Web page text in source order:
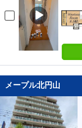
メープル北円山